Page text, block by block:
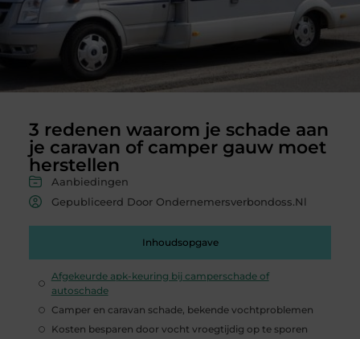
3 redenen waarom je schade aan
je caravan of camper gauw moet
herstellen
Aanbiedingen
Gepubliceerd Door Ondernemersverbondoss.nl
Inhoudsopgave
Afgekeurde apk-keuring bij camperschade of
autoschade
Camper en caravan schade, bekende vochtproblemen
Kosten besparen door vocht vroegtijdig op te sporen